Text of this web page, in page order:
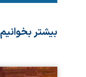
بیشتر بخوانیم